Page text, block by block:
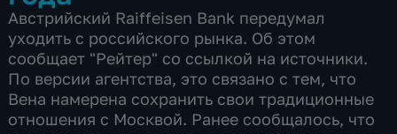
Австрийский Raiffeisen Bank передумал
уходить с российского рынка. Об этом
сообщает "Рейтер" со ссылкой на источники.
По версии агентства, это связано с тем, что
Вена намерена сохранить свои традиционные
отношения с Москвой. Ранее сообщалось, что